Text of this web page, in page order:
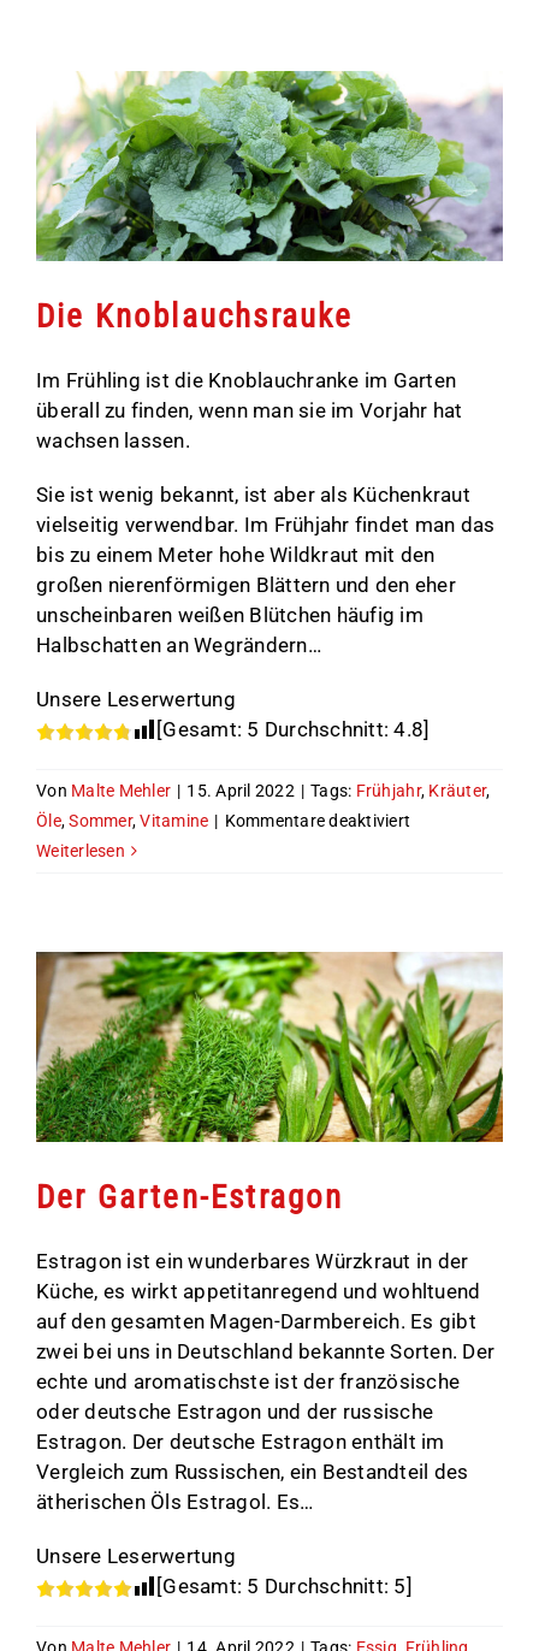
Die Knoblauchsrauke
Im Frühling ist die Knoblauchranke im Garten
überall zu finden, wenn man sie im Vorjahr hat
wachsen lassen.
Sie ist wenig bekannt, ist aber als Küchenkraut
vielseitig verwendbar. Im Frühjahr findet man das
bis zu einem Meter hohe Wildkraut mit den
großen nierenförmigen Blättern und den eher
unscheinbaren weißen Blütchen häufig im
Halbschatten an Wegrändern…
Unsere Leserwertung
[Gesamt: 5 Durchschnitt:4.8]
Von Malte Mehler | 15. April 2022 | Tags: Frühjahr, Kräuter,
Öle,Sommer,Vitamine | Kommentare deaktiviert
Weiterlesen
Der Garten-Estragon
Estragon ist ein wunderbares Würzkraut in der
Küche, es wirkt appetitanregend und wohltuend
auf den gesamten Magen-Darmbereich. Es gibt
zwei bei uns in Deutschland bekannte Sorten. Der
echte und aromatischste ist der französische
oder deutsche Estragon und der russische
Estragon. Der deutsche Estragon enthält im
Vergleich zum Russischen, ein Bestandteil des
ätherischen Öls Estragol. Es…
Unsere Leserwertung
[Gesamt: 5 Durchschnitt: 5]